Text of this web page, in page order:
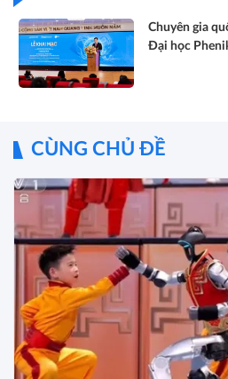
Chuyên gia
Đại học
CÙNG CHỦ ĐỀ